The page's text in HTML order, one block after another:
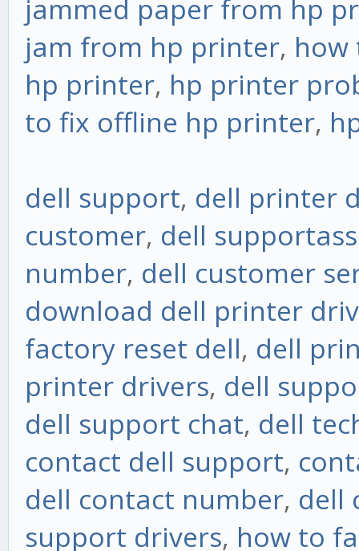
jammed paper from hp
jam from hp printer, how
hp printer, hp printer
to fix offline hp printer,
dell support, dell printer
customer, dell
number, dell customer
download dell printer
factory reset dell, dell
printer drivers, dell
dell support chat, dell
contact dell support,
dell contact number, dell
support drivers, how to